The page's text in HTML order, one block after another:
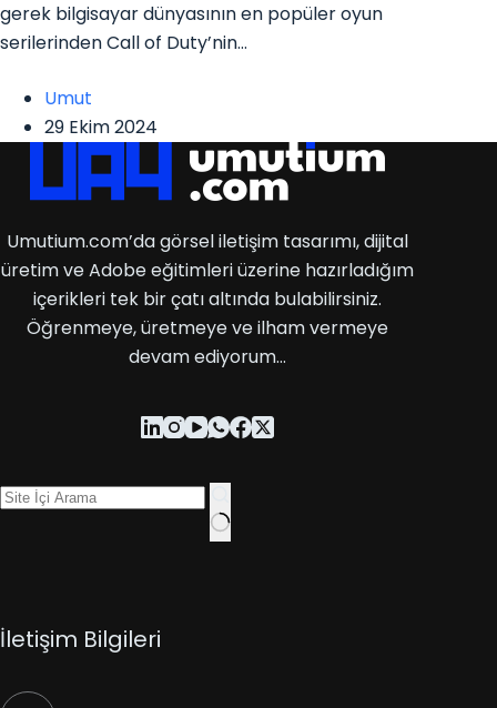
gerek bilgisayar dünyasının en popüler oyun
serilerinden Call of Duty’nin…
Umut
29 Ekim 2024
Umutium.com’da görsel iletişim tasarımı, dijital
üretim ve Adobe eğitimleri üzerine hazırladığım
içerikleri tek bir çatı altında bulabilirsiniz.
Öğrenmeye, üretmeye ve ilham vermeye
devam ediyorum…
İletişim Bilgileri